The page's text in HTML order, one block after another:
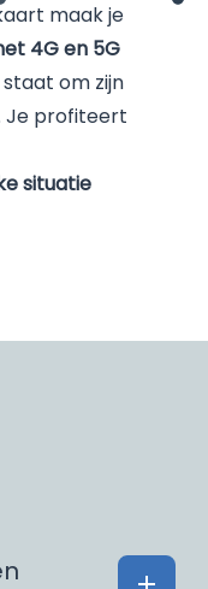
maak je
4G en 5G
om zijn
Je profiteert
situatie